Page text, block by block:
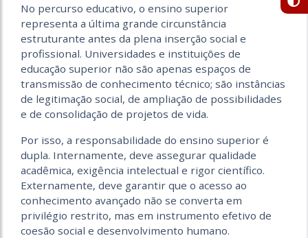
No percurso educativo, o ensino superior
representa a última grande circunstância
estruturante antes da plena inserção social e
profissional. Universidades e instituições de
educação superior não são apenas espaços de
transmissão de conhecimento técnico; são instâncias
de legitimação social, de ampliação de possibilidades
e de consolidação de projetos de vida.
Por isso, a responsabilidade do ensino superior é
dupla. Internamente, deve assegurar qualidade
acadêmica, exigência intelectual e rigor científico.
Externamente, deve garantir que o acesso ao
conhecimento avançado não se converta em
privilégio restrito, mas em instrumento efetivo de
coesão social e desenvolvimento humano.